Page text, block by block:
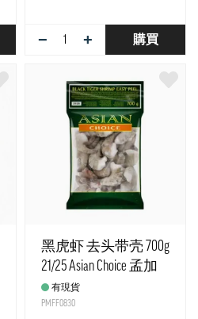
− + 購買
黑虎虾 去头带壳 700g
21/25 Asian Choice 孟加
拉 有現貨
PMFF0830